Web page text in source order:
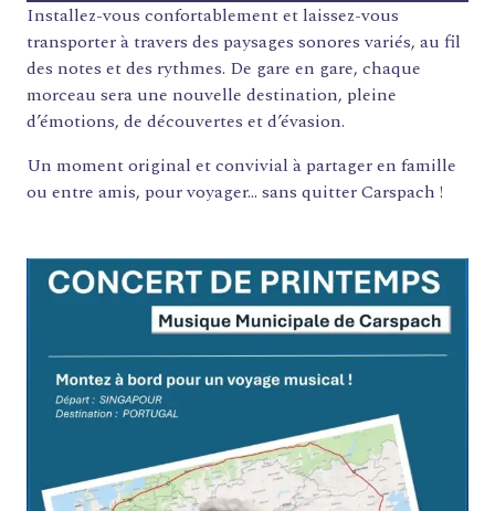
Installez-vous confortablement et laissez-vous
transporter à travers des paysages sonores variés, au fil
des notes et des rythmes. De gare en gare, chaque
morceau sera une nouvelle destination, pleine
d’émotions, de découvertes et d’évasion.
Un moment original et convivial à partager en famille
ou entre amis, pour voyager… sans quitter Carspach !
FORMATIONS
ATELIERS